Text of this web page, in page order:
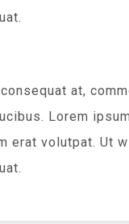
at,
Lorem
erat volutpat. Ut